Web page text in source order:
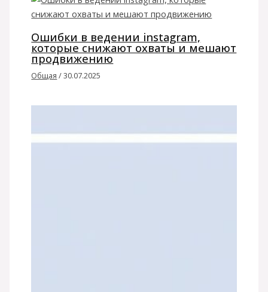
Ошибки в ведении instagram,
которые снижают охваты и мешают
продвижению
Общая /30.07.2025